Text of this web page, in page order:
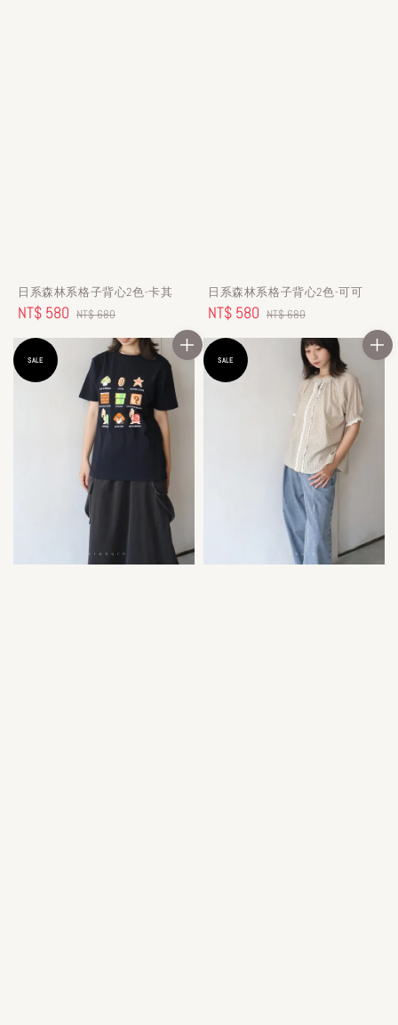
日系森林系格子背心2色-卡其
Sale
price
NT$ 580 Regular
price
NT$ 680
日系森林系格子背心2色-可可
Sale
price
NT$ 580 Regular
price
NT$ 680
SALE SALE